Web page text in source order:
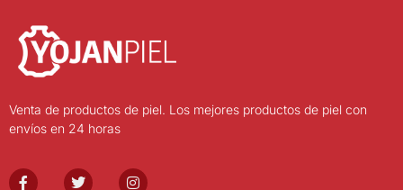
Venta de productos de piel. Los mejores productos de piel con
envíos en 24 horas